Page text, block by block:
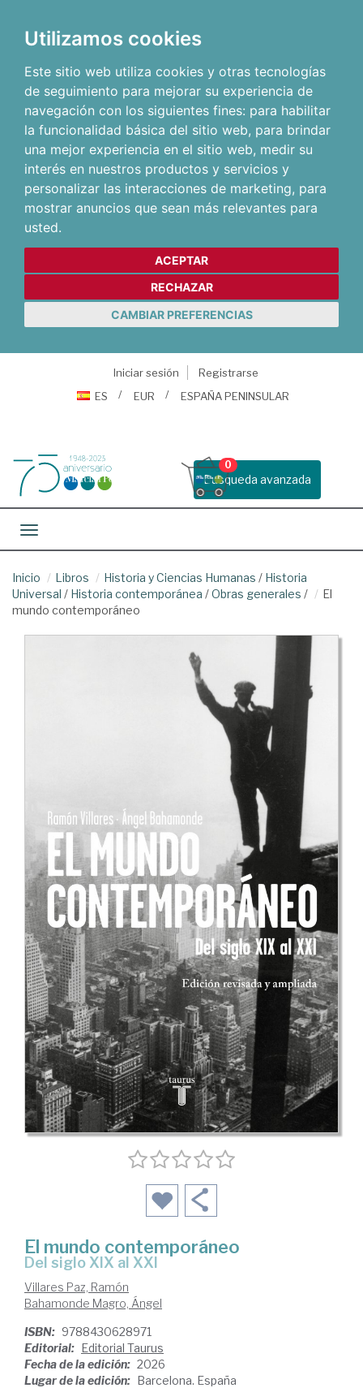
Utilizamos cookies
Este sitio web utiliza cookies y otras tecnologías
de seguimiento para mejorar su experiencia de
navegación con los siguientes fines: para habilitar
la funcionalidad básica del sitio web, para brindar
una mejor experiencia en el sitio web, medir su
interés en nuestros productos y servicios y
personalizar las interacciones de marketing, para
mostrar anuncios que sean más relevantes para
usted.
ACEPTAR
RECHAZAR
CAMBIAR PREFERENCIAS
Iniciar sesión
Registrarse
ES
EUR ESPAÑA PENINSULAR
Busqueda avanzada
0
Toggle navigation
Inicio Libros Historia y Ciencias Humanas / Historia
Universal / Historia contemporánea /Obras generales /
El
mundo contemporáneo
El mundo contemporáneo
Del siglo XIX al XXI
Villares Paz, Ramón
Bahamonde Magro, Ángel
ISBN: 9788430628971
Editorial: Editorial Taurus
Fecha de la edición: 2026
Lugar de la edición: Barcelona. España